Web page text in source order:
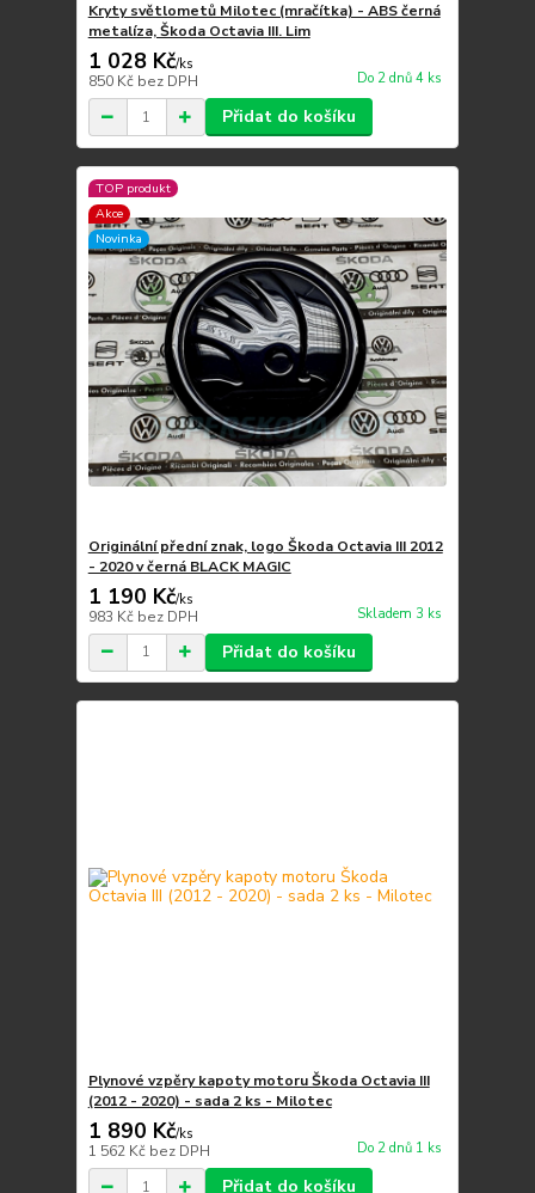
Kryty světlometů Milotec (mračítka) - ABS černá
metalíza, Škoda Octavia III. Lim
1 028 Kč/ks
850 Kč bez DPH Do 2 dnů 4 ks
Přidat do košíku
TOP produkt
Akce
Novinka
Originální přední znak, logo Škoda Octavia III 2012
- 2020 v černá BLACK MAGIC
1 190 Kč/ks
983 Kč bez DPH Skladem 3 ks
Přidat do košíku
Plynové vzpěry kapoty motoru Škoda Octavia III
(2012 - 2020) - sada 2 ks - Milotec
1 890 Kč/ks
1 562 Kč bez DPH Do 2 dnů 1 ks
Přidat do košíku